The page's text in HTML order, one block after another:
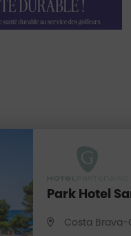
Costa Brava-